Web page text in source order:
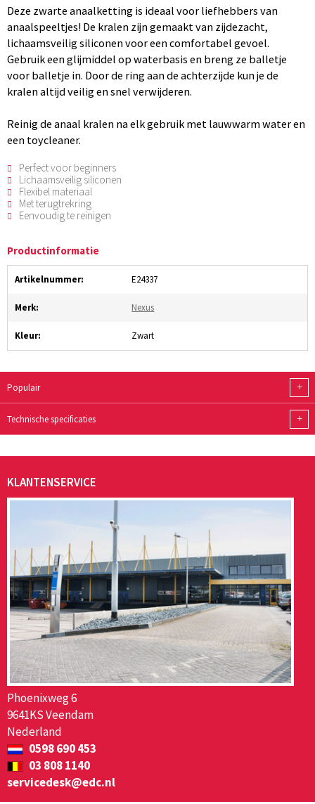
Deze zwarte anaalketting is ideaal voor liefhebbers van
anaalspeeltjes! De kralen zijn gemaakt van zijdezacht,
lichaamsveilig siliconen voor een comfortabel gevoel.
Gebruik een glijmiddel op waterbasis en breng ze balletje
voor balletje in. Door de ring aan de achterzijde kun je de
kralen altijd veilig en snel verwijderen.
Reinig de anaal kralen na elk gebruik met lauwwarm water en
een toycleaner.
Perfect voor beginners
Lichaamsveilig siliconen
Flexibel materiaal
Met terugtrekring
Eenvoudig te reinigen
Productinformatie
Artikelnummer: E24337
Merk: Nexus
Kleur: Zwart
Populair +
Technische specificaties +
KLANTENSERVICE
Phoenixweg 6
9641KS Veendam
Nederland
0598 690 453
03 808 1140
servicedesk@edc.nl